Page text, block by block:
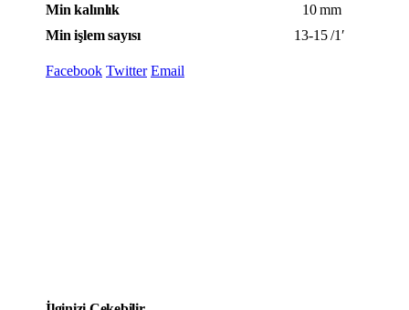
Min kalınlık 10 mm
Min işlem sayısı13-15 /1′
Facebook Twitter Email